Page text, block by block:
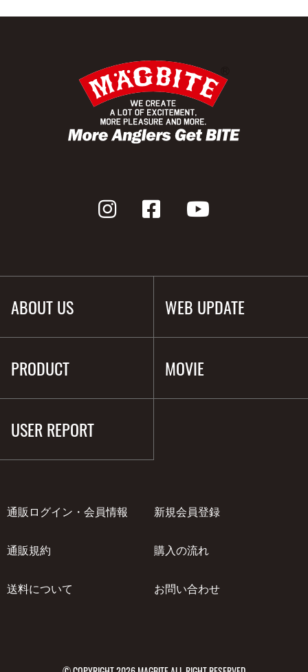
ABOUT US WEB UPDATE
PRODUCT MOVIE
USER REPORT
通販ログイン・会員情報 新規会員登録
通販規約 購入の流れ
送料について お問い合わせ